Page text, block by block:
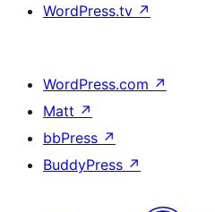
WordPress.tv ↗
WordPress.com ↗
Matt ↗
bbPress ↗
BuddyPress ↗